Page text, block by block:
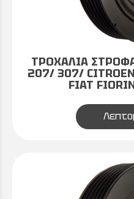
ΤΡΟΧΑΛΙΑ
207/ 307/
FIAT